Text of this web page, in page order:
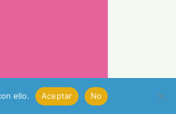
ello. Aceptar No